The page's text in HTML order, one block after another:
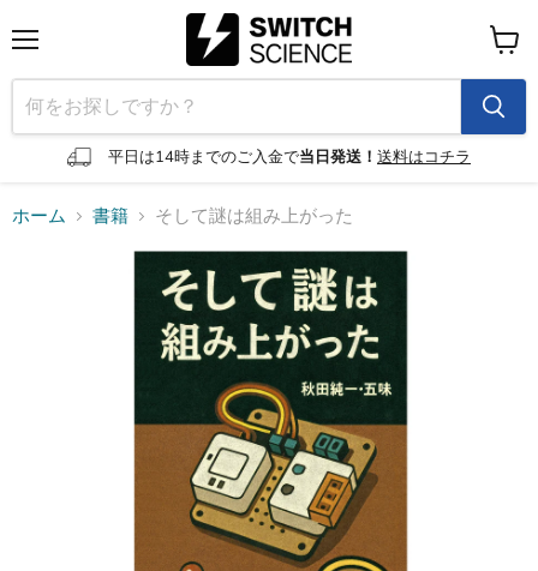
ニ
ュ
ー
平日は14時までのご入金で当日発送！ 送料はコチラ
カ
ー
ト
を
見
ホーム 書籍 そして謎は組み上がった